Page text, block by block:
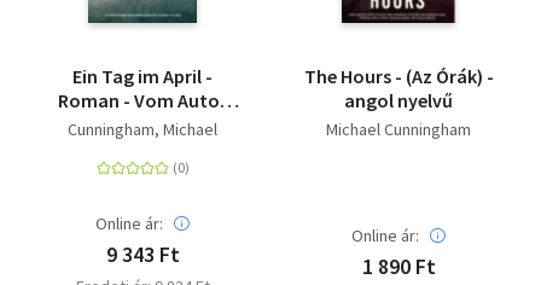
Ein Tag im April -
Roman - Vom Autor
des Bestsellers 'Die
'Schlichtweg
Ocean Vuong
Cunningham, Michael
Online ár:
9 343 Ft
The Hours - (Az Órák) -
angol nyelvű
Michael Cunningham
Online ár:
1 890 Ft